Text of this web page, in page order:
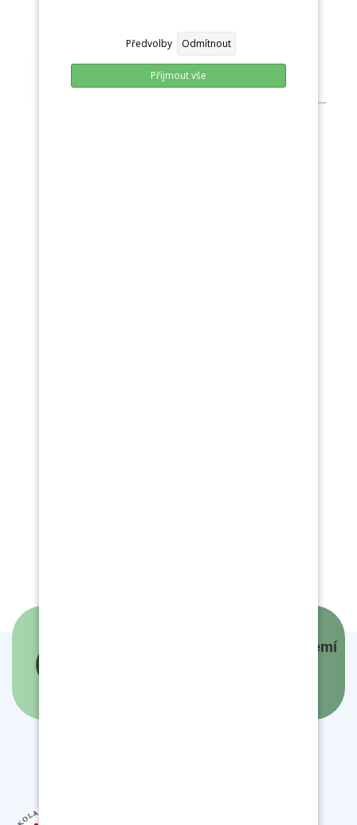
Předvolby Odmítnout
Příjmout vše
Panovníci a prezidenti českých zemí